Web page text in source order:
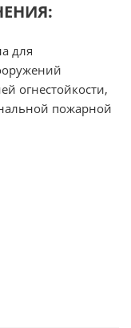
для
огнестойкости,
пожарной